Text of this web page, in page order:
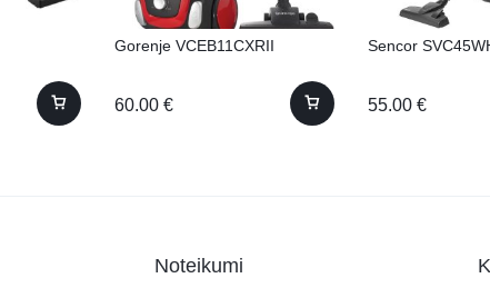
Gorenje VCEB11CXRII
60.00 €
Sencor
55.00 €
Noteikumi